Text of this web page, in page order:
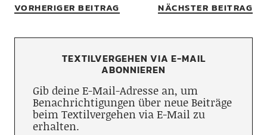
VORHERIGER BEITRAG NÄCHSTER BEITRAG
TEXTILVERGEHEN VIA E-MAIL
ABONNIEREN
Gib deine E-Mail-Adresse an, um
Benachrichtigungen über neue Beiträge
beim Textilvergehen via E-Mail zu
erhalten.